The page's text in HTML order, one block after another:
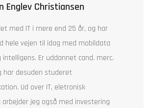
Englev Christiansen
med IT i mere end 25 år, og har
hele vejen til idag med mobildata
Er uddannet cand. merc.
har desuden studeret
Ud over IT, eletronisk
jeg også med investering